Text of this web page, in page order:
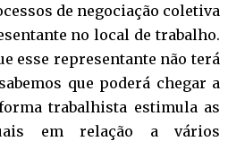
de negociação coletiva
no local de trabalho.
esse representante não terá
que poderá chegar a
trabalhista estimula as
em relação a vários